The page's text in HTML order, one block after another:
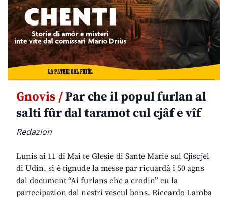
Gnovis /Par che il popul furlan al
salti fûr dal taramot cul cjâf e vîf
Redazion
Lunis ai 11 di Mai te Glesie di Sante Marie sul Cjiscjel
di Udin, si è tignude la messe par ricuardâ i 50 agns
dal document “Ai furlans che a crodin” cu la
partecipazion dal nestri vescul bons. Riccardo Lamba